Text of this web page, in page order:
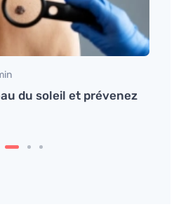
du soleil et prévenez